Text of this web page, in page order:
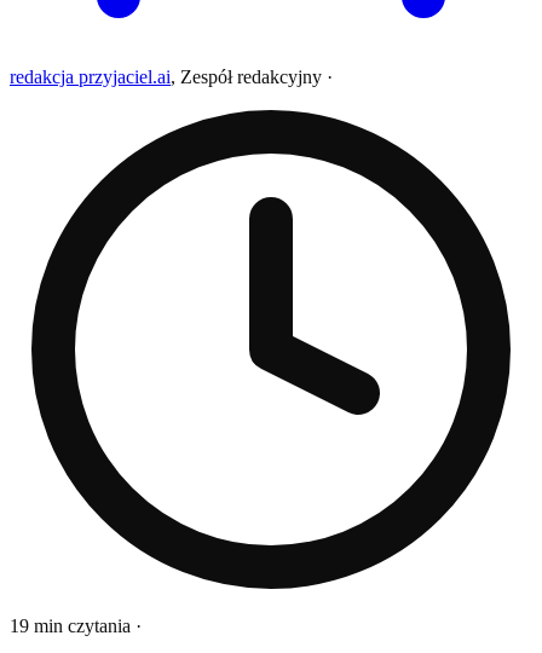
redakcja przyjaciel.ai, Zespół redakcyjny ·
19 min czytania ·